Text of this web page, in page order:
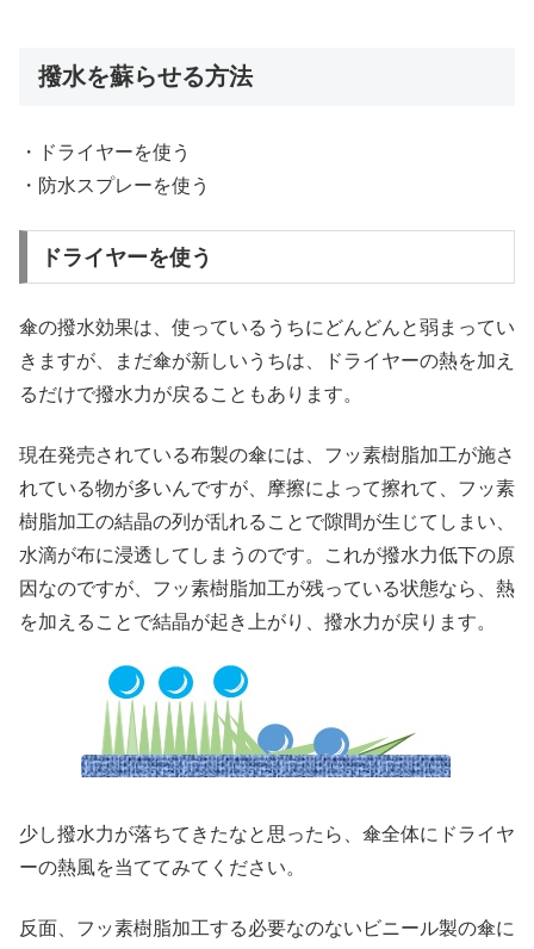
撥水を蘇らせる方法
・ドライヤーを使う
・防水スプレーを使う
ドライヤーを使う
傘の撥水効果は、使っているうちにどんどんと弱まってい
きますが、まだ傘が新しいうちは、ドライヤーの熱を加え
るだけで撥水力が戻ることもあります。
現在発売されている布製の傘には、フッ素樹脂加工が施さ
れている物が多いんですが、摩擦によって擦れて、フッ素
樹脂加工の結晶の列が乱れることで隙間が生じてしまい、
水滴が布に浸透してしまうのです。これが撥水力低下の原
因なのですが、フッ素樹脂加工が残っている状態なら、熱
を加えることで結晶が起き上がり、撥水力が戻ります。
少し撥水力が落ちてきたなと思ったら、傘全体にドライヤ
ーの熱風を当ててみてください。
反面、フッ素樹脂加工する必要なのないビニール製の傘に